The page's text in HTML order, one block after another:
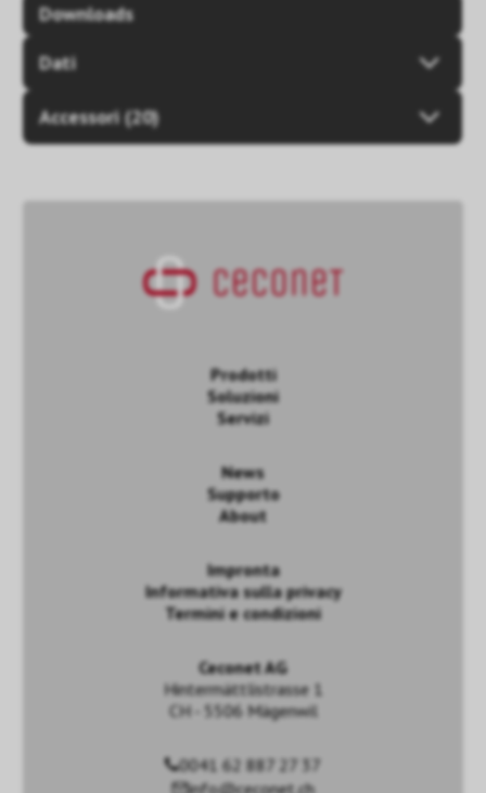
Downloads
Dati
Accessori (20)
Prodotti
Soluzioni
Servizi
News
Supporto
About
Impronta
Informativa sulla privacy
Termini e condizioni
Ceconet AG
Hintermättlistrasse 1
CH - 5506 Mägenwil
0041 62 887 27 37